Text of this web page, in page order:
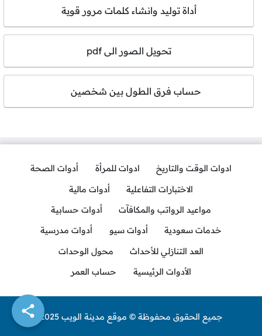
أداة توليد وانشاء كلمات مرور قوية
تحويل الصور الى pdf
حساب فرق الطول بين شخصين
ادوات الوقت والتاريخ ادوات للمرأة
أدوات الصحة
الاختبارات التفاعلية
أدوات مالية
مواعيد الرواتب والمكافآت
أدوات حسابية
خدمات سعودية
أدوات سيو
أدوات مدرسية
العد التنازلي للأحداث
محول الوحدات
الأدوات الرئيسية
حساب العمر
جميع الحقوق محفوظة © موقع مدينة الويب 2025